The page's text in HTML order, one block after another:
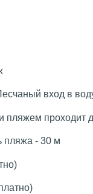
вход в
пляжем проходит
пляжа - 30 м